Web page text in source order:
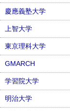
慶應義塾大学
上智大学
東京理科大学
GMARCH
学習院大学
明治大学